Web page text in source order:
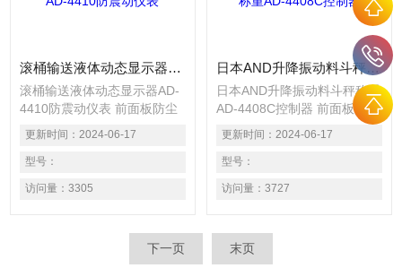
滚桶输送液体动态显示器AD-4410防震动仪表
滚桶输送液体动态显示器AD-
4410防震动仪表 前面板防尘
防水 高性能数字滤波功能，
可消除了强烈振动的影响 *的
抗电磁干扰能力
更新时间： 2024-06-17
型号：
访问量： 3305
日本AND升降振动料斗秤称重AD-4408C控制器
日本AND升降振动料斗秤称重
AD-4408C控制器 前面板防尘
防水 高性能数字滤波功能，
可消除了强烈振动的影响 *的
抗电磁干扰能力
更新时间： 2024-06-17
型号：
访问量： 3727
下一页 末页